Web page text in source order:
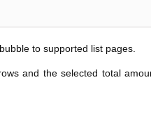
to supported list pages.
and the selected total